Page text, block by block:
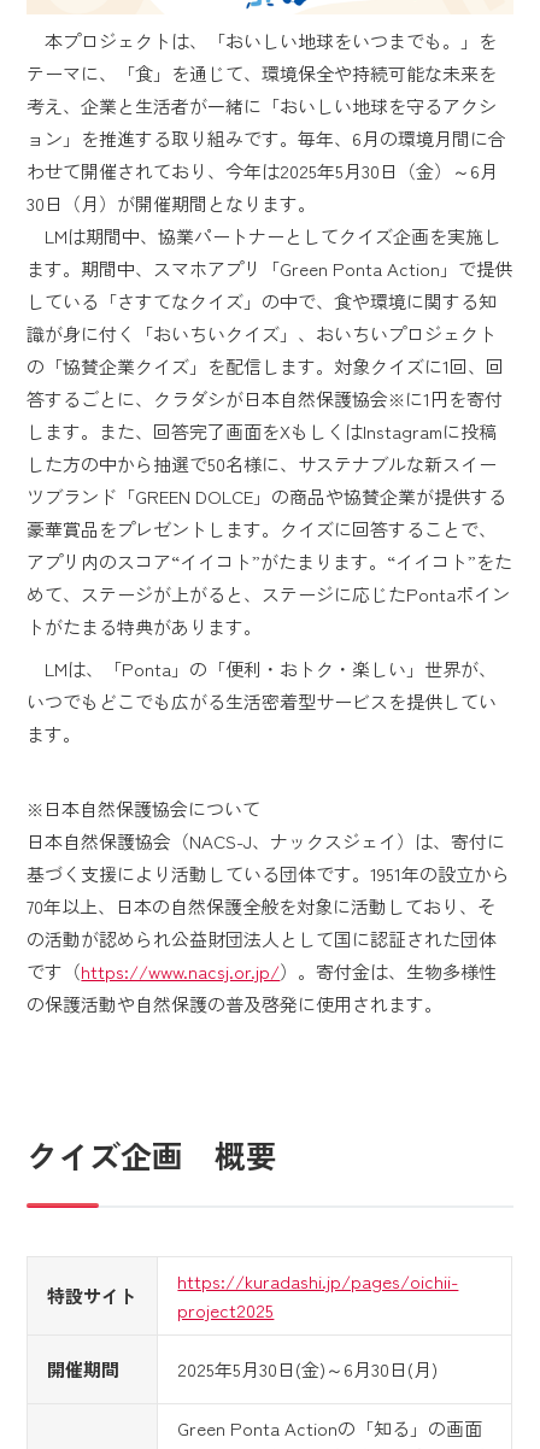
本プロジェクトは、「おいしい地球をいつまでも。」を
テーマに、「食」を通じて、環境保全や持続可能な未来を
考え、企業と生活者が一緒に「おいしい地球を守るアクシ
ョン」を推進する取り組みです。毎年、6月の環境月間に合
わせて開催されており、今年は2025年5月30日（金）～6月
30日（月）が開催期間となります。
LMは期間中、協業パートナーとしてクイズ企画を実施し
ます。期間中、スマホアプリ「Green Ponta Action」で提供
している「さすてなクイズ」の中で、食や環境に関する知
識が身に付く「おいちいクイズ」、おいちいプロジェクト
の「協賛企業クイズ」を配信します。対象クイズに1回、回
答するごとに、クラダシが日本自然保護協会※に1円を寄付
します。また、回答完了画面をXもしくはInstagramに投稿
した方の中から抽選で50名様に、サステナブルな新スイー
ツブランド「GREEN DOLCE」の商品や協賛企業が提供する
豪華賞品をプレゼントします。クイズに回答することで、
アプリ内のスコア“イイコト”がたまります。“イイコト”をた
めて、ステージが上がると、ステージに応じたPontaポイン
トがたまる特典があります。
LMは、「Ponta」の「便利・おトク・楽しい」世界が、
いつでもどこでも広がる生活密着型サービスを提供してい
ます。
※日本自然保護協会について
日本自然保護協会（NACS-J、ナックスジェイ）は、寄付に
基づく支援により活動している団体です。1951年の設立から
70年以上、日本の自然保護全般を対象に活動しており、そ
の活動が認められ公益財団法人として国に認証された団体
です（https://www.nacsj.or.jp/）。寄付金は、生物多様性
の保護活動や自然保護の普及啓発に使用されます。
クイズ企画 概要
特設サイト
https://kuradashi.jp/pages/oichii-
project2025
開催期間 2025年5月30日(金)～6月30日(月)
Green Ponta Actionの「知る」の画面